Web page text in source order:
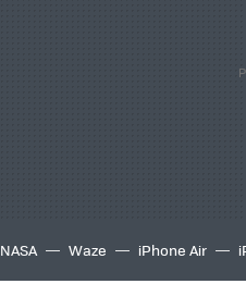
NASA Waze iPhone Air